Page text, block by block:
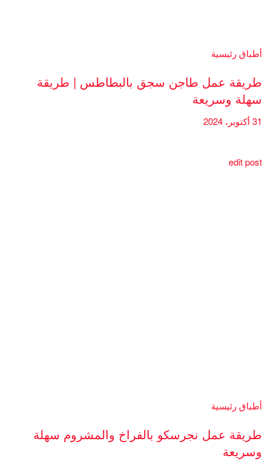
أطباق رئيسية
طريقة عمل طاجن سجق بالبطاطس | طريقة
سهلة وسريعة
31 أكتوبر، 2024
edit post
أطباق رئيسية
طريقة عمل نجرسكو بالفراخ والمشروم سهلة
وسريعة